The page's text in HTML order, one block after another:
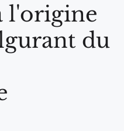
l'origine
du